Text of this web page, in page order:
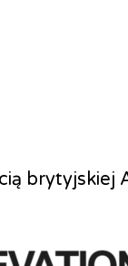
brytyjskiej